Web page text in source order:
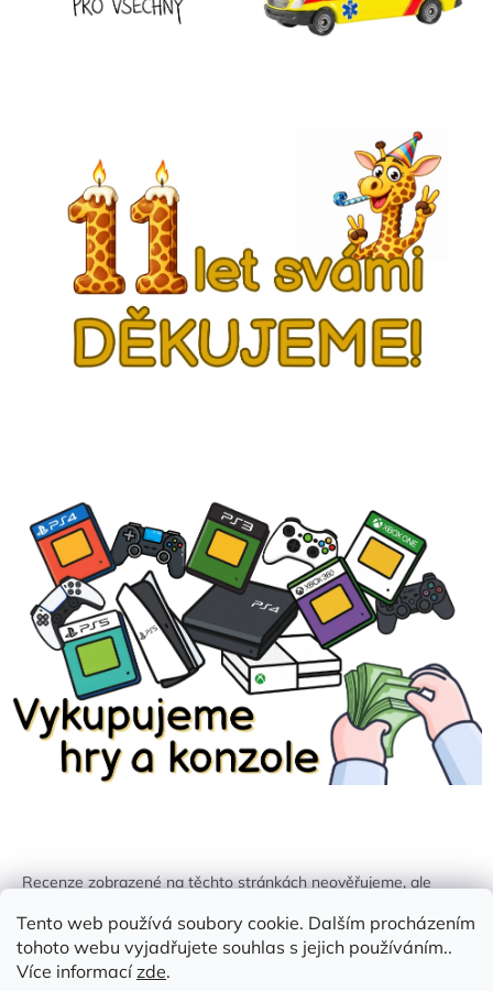
Tento web používá soubory cookie. Dalším procházením
tohoto webu vyjadřujete souhlas s jejich používáním..
Více informacízde.
Recenze zobrazené na těchto stránkách neověřujeme, ale
identifikován.